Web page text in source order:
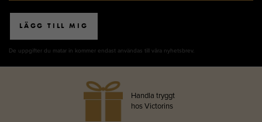
LÄGG TILL MIG
De uppgifter du matar in kommer endast användas till våra nyhetsbrev.
Handla tryggt
hos Victorins